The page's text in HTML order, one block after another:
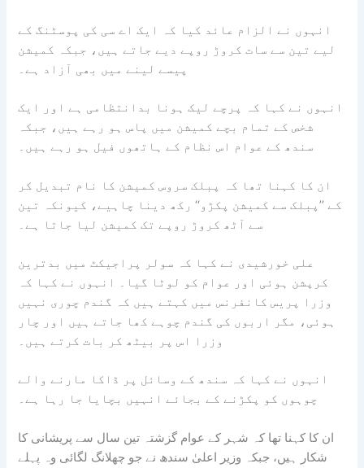
انہوں نے الزام عائد کیا کہ ایک اے سی کی پوسٹنگ کے
لیے تین سے سات کروڑ روپے دیے جاتے ہیں، جبکہ کمیشن
پیسے لینے میں بھی آزاد ہے۔
انہوں نے کہا کہ پرچے لیک ہونا بدانتظامی ہے اور ایک
شخص کے تمام بچے کمیشن میں پاس ہو رہے ہیں، جبکہ
سندھ کے عوام اس نظام کے ہاتھوں فیل ہو رہے ہیں۔
ان کا کہنا تھا کہ پبلک سروس کمیشن کا نام تبدیل کر
کے ’’پبلک سے کمیشن پکڑو‘‘ رکھ دینا چاہیے، کیونکہ تین
سے آٹھ کروڑ روپے تک کمیشن لیا جاتا ہے۔
علی خورشیدی نے کہا کہ سولر پراجیکٹ میں بدترین
کرپشن ہوئی اور عوام کو لوٹا گیا۔ انہوں نے کہا کہ
وزرا پریس کانفرنس میں کہتے ہیں کہ گندم چوری نہیں
ہوئی، مگر اربوں کی گندم چوہے کھا جاتے ہیں اور چار
وزرا اس پر بیٹھ کر بات کرتے ہیں۔
انہوں نے کہا کہ سندھ کے وسائل پر ڈاکا مارنے والے
چوہوں کو پکڑنے کے بجائے انہیں بچایا جا رہا ہے۔
ان کا کہنا تھا کہ شہر کے عوام گزشتہ تین سال سے پریشانی کا
شکار ہیں، جبکہ وزیر اعلیٰ سندھ نے جو چھلانگ لگائی وہ پہلے